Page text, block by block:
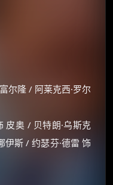
尔隆 / 阿莱克西·罗尔
皮奥 / 贝特朗·乌斯克
伊斯 / 约瑟芬·德雷 饰